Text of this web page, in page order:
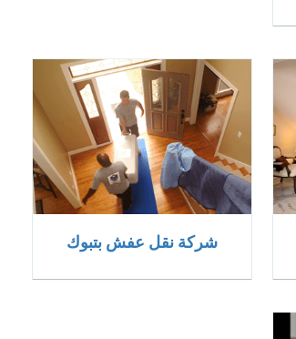
شركة نقل عفش بتبوك